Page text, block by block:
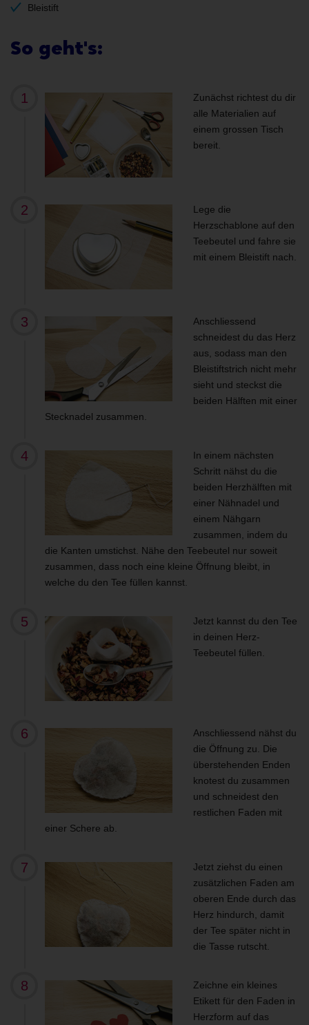
Bleistift
So geht's:
Zunächst richtest du dir
alle Materialien auf
einem grossen Tisch
bereit.
Lege die
Herzschablone auf den
Teebeutel und fahre sie
mit einem Bleistift nach.
Anschliessend
schneidest du das Herz
aus, sodass man den
Bleistiftstrich nicht mehr
sieht und steckst die
beiden Hälften mit einer
Stecknadel zusammen.
In einem nächsten
Schritt nähst du die
beiden Herzhälften mit
einer Nähnadel und
einem Nähgarn
zusammen, indem du
die Kanten umstichst. Nähe den Teebeutel nur soweit
zusammen, dass noch eine kleine Öffnung bleibt, in
welche du den Tee füllen kannst.
Jetzt kannst du den Tee
in deinen Herz-
Teebeutel füllen.
Anschliessend nähst du
die Öffnung zu. Die
überstehenden Enden
knotest du zusammen
und schneidest den
restlichen Faden mit
einer Schere ab.
Jetzt ziehst du einen
zusätzlichen Faden am
oberen Ende durch das
Herz hindurch, damit
der Tee später nicht in
die Tasse rutscht.
Zeichne ein kleines
Etikett für den Faden in
Herzform auf das